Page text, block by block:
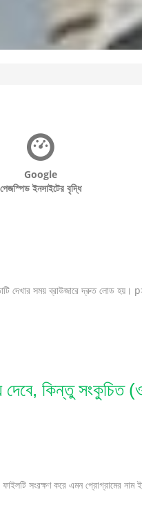
Google
পেজস্পিড ইনসাইটের বৃদ্ধি
দেখার সময় ব্রাউজারে দ্রুত লোড হয়।
কিন্তু সংকুচিত
সংরক্ষণ করে এমন প্রোগ্রামের নাম